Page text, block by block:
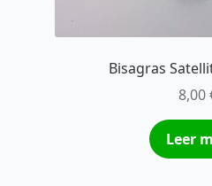
Bisagras
8,00
Leer